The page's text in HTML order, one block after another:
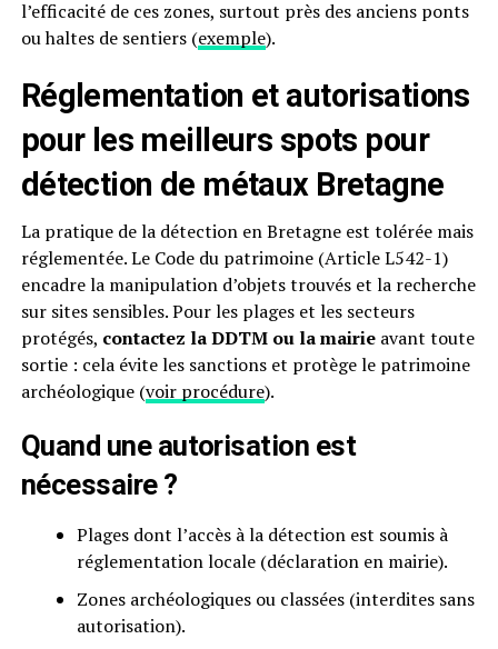
l’efficacité de ces zones, surtout près des anciens ponts
ou haltes de sentiers (exemple).
Réglementation et autorisations
pour les meilleurs spots pour
détection de métaux Bretagne
La pratique de la détection en Bretagne est tolérée mais
réglementée. Le Code du patrimoine (Article L542-1)
encadre la manipulation d’objets trouvés et la recherche
sur sites sensibles. Pour les plages et les secteurs
protégés, contactez la DDTM ou la mairieavant toute
sortie : cela évite les sanctions et protège le patrimoine
archéologique (voir procédure).
Quand une autorisation est
nécessaire ?
Plages dont l’accès à la détection est soumis à
réglementation locale (déclaration en mairie).
Zones archéologiques ou classées (interdites sans
autorisation).